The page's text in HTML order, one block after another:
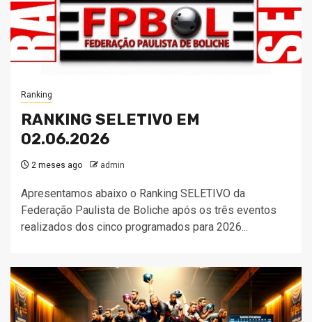
Ranking
RANKING SELETIVO EM
02.06.2026
2 meses ago admin
Apresentamos abaixo o Ranking SELETIVO da
Federação Paulista de Boliche após os três eventos
realizados dos cinco programados para 2026...